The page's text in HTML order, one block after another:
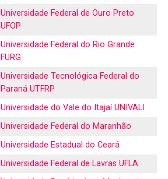
Universidade Federal de Ouro Preto
UFOP
Universidade Federal do Rio Grande
FURG
Universidade Tecnológica Federal do
Paraná UTFRP
Universidade do Vale do Itajaí UNIVALI
Universidade Federal do Maranhão
Universidade Estadual do Ceará
Universidade Federal de Lavras UFLA